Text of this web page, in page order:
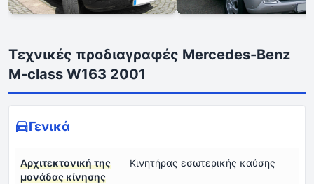
Τεχνικές προδιαγραφές Mercedes-Benz
M-class W163 2001
Γενικά
Αρχιτεκτονική της
μονάδας κίνησης
Κινητήρας εσωτερικής καύσης